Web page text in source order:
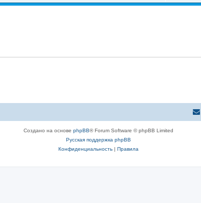
Создано на основе phpBB® Forum Software © phpBB Limited
Русская поддержка phpBB
Конфиденциальность| Правила